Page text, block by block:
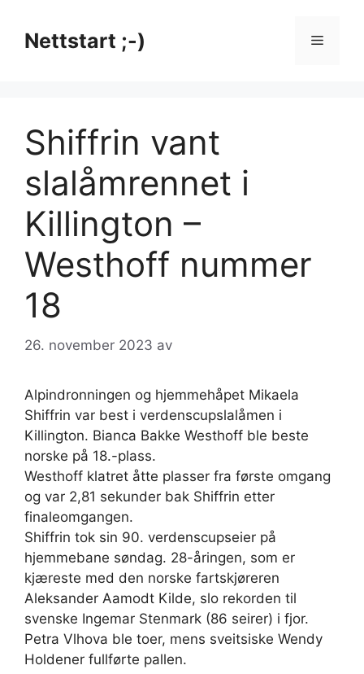
innholdNettstart ;-) Meny
Shiffrin vant
slalåmrennet i
Killington –
Westhoff nummer
18
26. november 2023 av
Alpindronningen og hjemmehåpet Mikaela
Shiffrin var best i verdenscupslalåmen i
Killington. Bianca Bakke Westhoff ble beste
norske på 18.-plass.
Westhoff klatret åtte plasser fra første omgang
og var 2,81 sekunder bak Shiffrin etter
finaleomgangen.
Shiffrin tok sin 90. verdenscupseier på
hjemmebane søndag. 28-åringen, som er
kjæreste med den norske fartskjøreren
Aleksander Aamodt Kilde, slo rekorden til
svenske Ingemar Stenmark (86 seirer) i fjor.
Petra Vlhova ble toer, mens sveitsiske Wendy
Holdener fullførte pallen.